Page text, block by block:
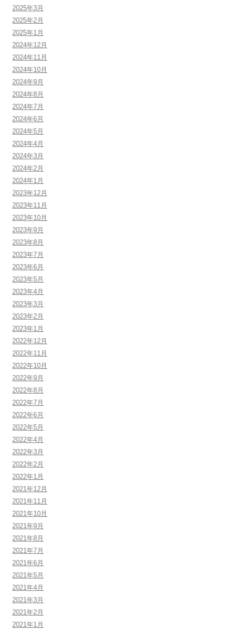
2025年3月
2025年2月
2025年1月
2024年12月
2024年11月
2024年10月
2024年9月
2024年8月
2024年7月
2024年6月
2024年5月
2024年4月
2024年3月
2024年2月
2024年1月
2023年12月
2023年11月
2023年10月
2023年9月
2023年8月
2023年7月
2023年6月
2023年5月
2023年4月
2023年3月
2023年2月
2023年1月
2022年12月
2022年11月
2022年10月
2022年9月
2022年8月
2022年7月
2022年6月
2022年5月
2022年4月
2022年3月
2022年2月
2022年1月
2021年12月
2021年11月
2021年10月
2021年9月
2021年8月
2021年7月
2021年6月
2021年5月
2021年4月
2021年3月
2021年2月
2021年1月